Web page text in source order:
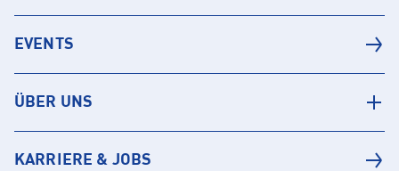
EVENTS
ÜBER UNS
KARRIERE & JOBS